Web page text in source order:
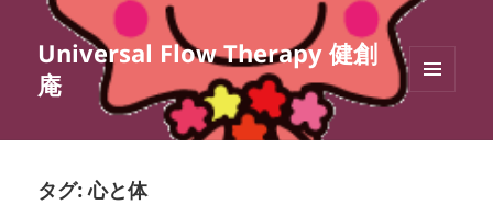
Universal Flow Therapy 健創
庵
ィジェ
タグ:心と体